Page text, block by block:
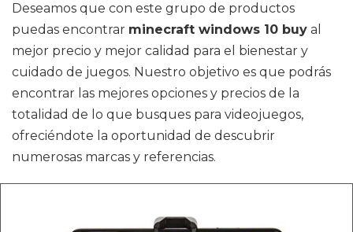
Deseamos que con este grupo de productos
puedas encontrar minecraft windows 10 buy al
mejor precio y mejor calidad para el bienestar y
cuidado de juegos. Nuestro objetivo es que podrás
encontrar las mejores opciones y precios de la
totalidad de lo que busques para videojuegos,
ofreciéndote la oportunidad de descubrir
numerosas marcas y referencias.